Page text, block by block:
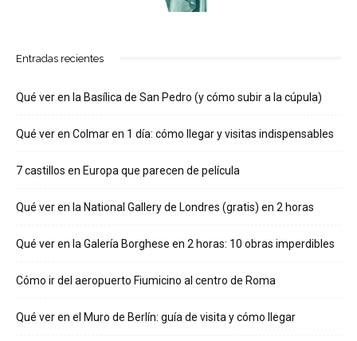
Entradas recientes
Qué ver en la Basílica de San Pedro (y cómo subir a la cúpula)
Qué ver en Colmar en 1 día: cómo llegar y visitas indispensables
7 castillos en Europa que parecen de película
Qué ver en la National Gallery de Londres (gratis) en 2 horas
Qué ver en la Galería Borghese en 2 horas: 10 obras imperdibles
Cómo ir del aeropuerto Fiumicino al centro de Roma
Qué ver en el Muro de Berlín: guía de visita y cómo llegar